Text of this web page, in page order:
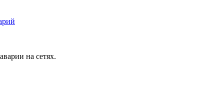
на сетях.